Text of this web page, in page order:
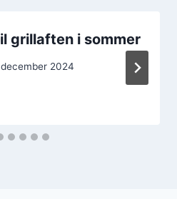
grillaften i sommer
2024